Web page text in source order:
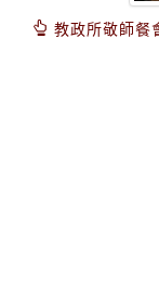
教政所敬師餐